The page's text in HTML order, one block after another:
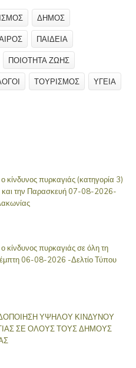
ΔΗΜΟΣ
ΠΑΙΔΕΙΑ
ΠΟΙΟΤΗΤΑ ΖΩΗΣ
ΤΟΥΡΙΣΜΟΣ ΥΓΕΙΑ
κίνδυνος πυρκαγιάς (κατηγορία 3)
και την Παρασκευή 07-08-2026-
κίνδυνος πυρκαγιάς σε όλη τη
06-08-2026 -Δελτίο Τύπου
ΥΨΗΛΟΥ ΚΙΝΔΥΝΟΥ
ΣΕ ΟΛΟΥΣ ΤΟΥΣ ΔΗΜΟΥΣ